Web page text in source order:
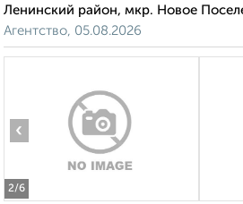
Ленинский район, мкр. Новое
Агентство, 05.08.2026
2/6
‹